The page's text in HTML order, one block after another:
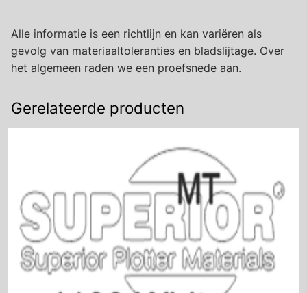
Alle informatie is een richtlijn en kan variëren als
gevolg van materiaaltoleranties en bladslijtage. Over
het algemeen raden we een proefsnede aan.
Gerelateerde producten